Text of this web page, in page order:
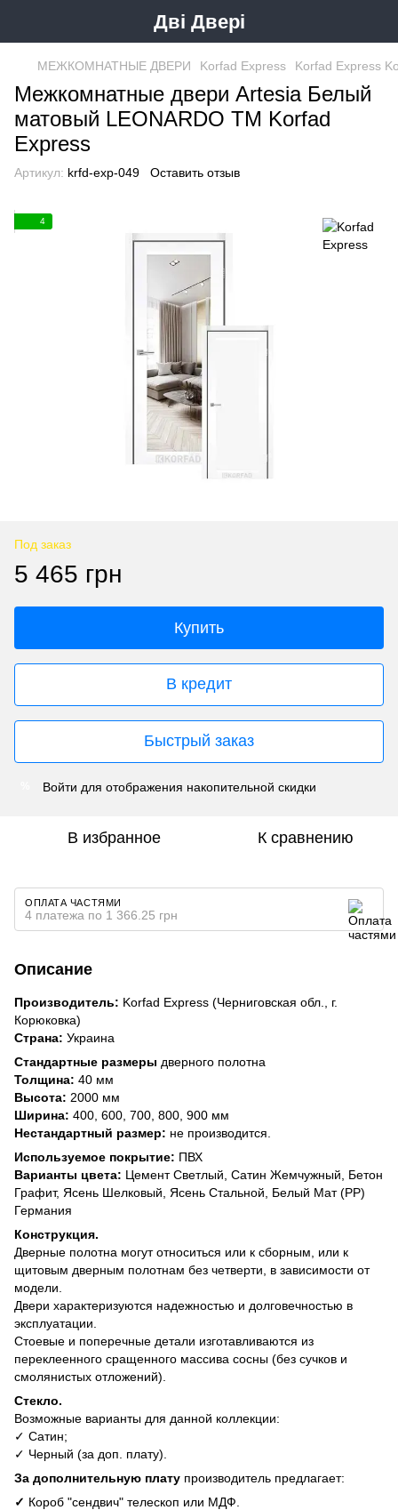
Дві Двері
МЕЖКОМНАТНЫЕ ДВЕРИ Korfad Express Korfad Express
Межкомнатные двери Artesia Белый
матовый LEONARDO ТМ Korfad
Express
Артикул: krfd-exp-049 Оставить отзыв
4
Под заказ
5 465 грн
Купить
В кредит
Быстрый заказ
Войти для отображения накопительной скидки
В избранное К сравнению
ОПЛАТА ЧАСТЯМИ
4 платежа по 1 366.25 грн
Описание
Производитель: Korfad Express (Черниговская обл., г.
Корюковка)
Страна: Украина
Стандартные размеры дверного полотна
Толщина: 40 мм
Высота: 2000 мм
Ширина: 400, 600, 700, 800, 900 мм
Нестандартный размер: не производится.
Используемое покрытие: ПВХ
Варианты цвета: Цемент Светлый, Сатин Жемчужный, Бетон
Графит, Ясень Шелковый, Ясень Стальной, Белый Мат (РР)
Германия
Конструкция.
Дверные полотна могут относиться или к сборным, или к
щитовым дверным полотнам без четверти, в зависимости от
модели.
Двери характеризуются надежностью и долговечностью в
эксплуатации.
Стоевые и поперечные детали изготавливаются из
переклеенного сращенного массива сосны (без сучков и
смолянистых отложений).
Стекло.
Возможные варианты для данной коллекции:
✓ Сатин;
✓ Черный (за доп. плату).
За дополнительную плату производитель предлагает:
✓ Короб "сендвич" телескоп или МДФ.